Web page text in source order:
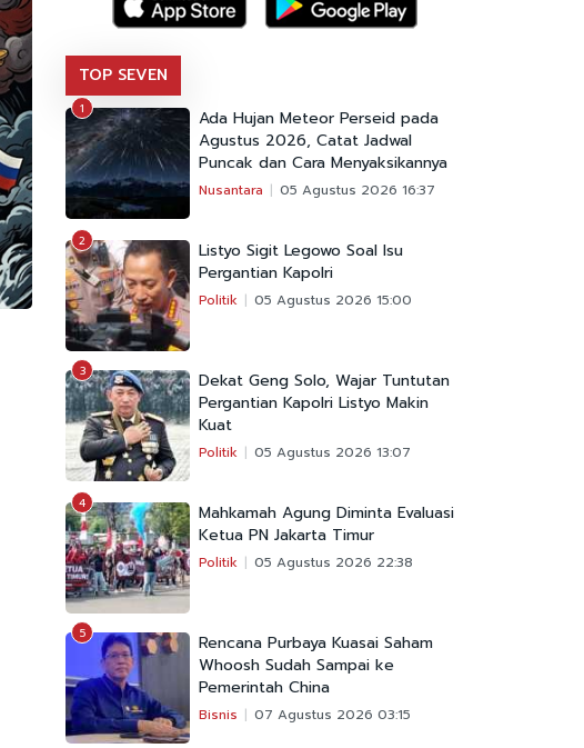
TOP SEVEN
1
Ada Hujan Meteor Perseid pada
Agustus 2026, Catat Jadwal
Puncak dan Cara Menyaksikannya
Nusantara 05 Agustus 2026 16:37
2
Listyo Sigit Legowo Soal Isu
Pergantian Kapolri
Politik 05 Agustus 2026 15:00
3
Dekat Geng Solo, Wajar Tuntutan
Pergantian Kapolri Listyo Makin
Kuat
Politik 05 Agustus 2026 13:07
4
Mahkamah Agung Diminta Evaluasi
Ketua PN Jakarta Timur
Politik 05 Agustus 2026 22:38
5
Rencana Purbaya Kuasai Saham
Whoosh Sudah Sampai ke
Pemerintah China
Bisnis 07 Agustus 2026 03:15